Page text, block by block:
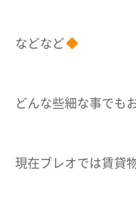
などなど
どんな些細な事でも
現在ブレオでは賃貸